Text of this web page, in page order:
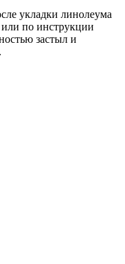
укладки линолеума
или по инструкции
застыл и